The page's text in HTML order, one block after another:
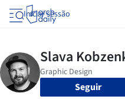
Iniciar sessão
Seguir